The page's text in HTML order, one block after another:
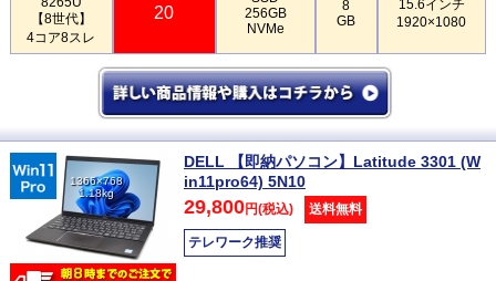
【8世代】
4コア8スレ
20
256GB
NVMe
8
GB
15.6インチ
1920×1080
1366×768
1.18kg
DELL 【即納パソコン】Latitude 3301 (W
in11pro64) 5N10
29,800円(税込) 送料無料
テレワーク推奨